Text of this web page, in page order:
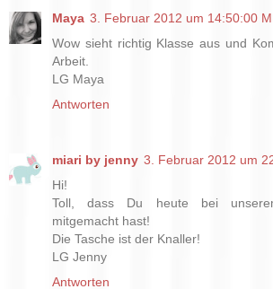
Maya 3. Februar 2012 um 14:50:00
Wow sieht richtig Klasse aus und
Arbeit.
LG Maya
Antworten
miari by jenny 3. Februar 2012 um
Hi!
Toll, dass Du heute bei
mitgemacht hast!
Die Tasche ist der Knaller!
LG Jenny
Antworten